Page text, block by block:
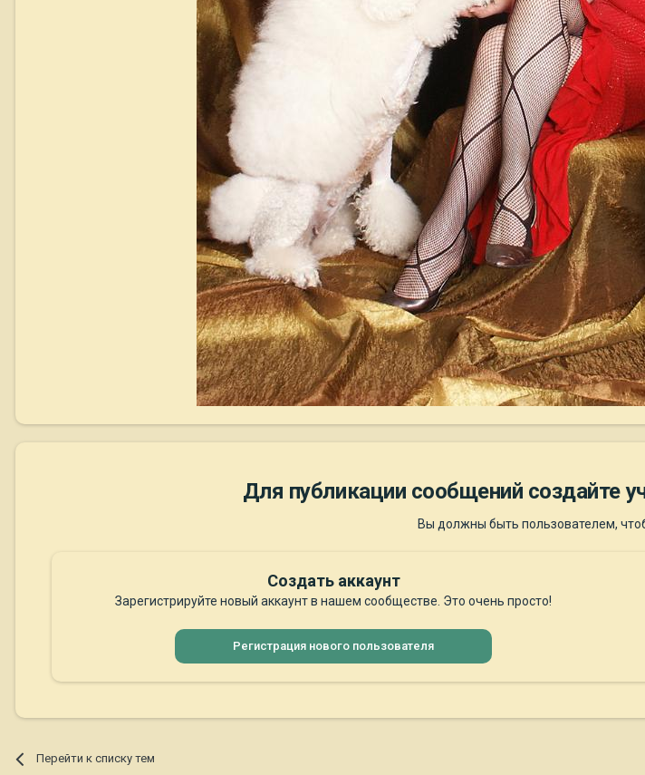
Для публикации сообщений создайте
Вы должны быть пользователем,
Создать аккаунт
Зарегистрируйте новый аккаунт в нашем сообществе. Это очень просто!
Регистрация нового пользователя
Перейти к списку тем